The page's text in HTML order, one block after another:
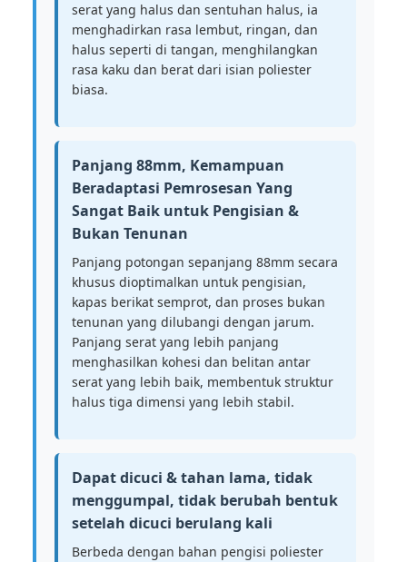
serat yang halus dan sentuhan halus, ia
menghadirkan rasa lembut, ringan, dan
halus seperti di tangan, menghilangkan
rasa kaku dan berat dari isian poliester
biasa.
Panjang 88mm, Kemampuan
Beradaptasi Pemrosesan Yang
Sangat Baik untuk Pengisian &
Bukan Tenunan
Panjang potongan sepanjang 88mm secara
khusus dioptimalkan untuk pengisian,
kapas berikat semprot, dan proses bukan
tenunan yang dilubangi dengan jarum.
Panjang serat yang lebih panjang
menghasilkan kohesi dan belitan antar
serat yang lebih baik, membentuk struktur
halus tiga dimensi yang lebih stabil.
Dapat dicuci & tahan lama, tidak
menggumpal, tidak berubah bentuk
setelah dicuci berulang kali
Berbeda dengan bahan pengisi poliester